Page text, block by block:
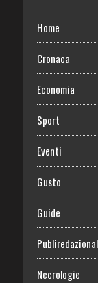
Home
Cronaca
Economia
Sport
Eventi
Gusto
Guide
Necrologie